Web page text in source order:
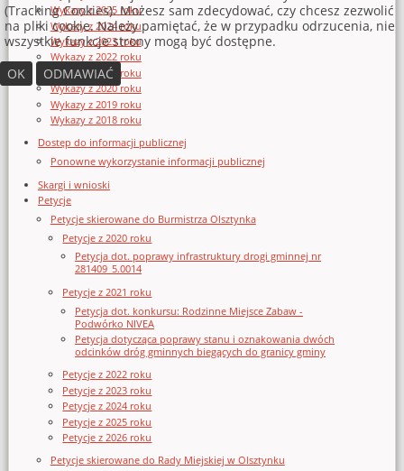
Wykazy z 2025 roku
Wykazy z 2024 roku
Wykazy z 2023 roku
Wykazy z 2022 roku
Wykazy z 2021 roku
Wykazy z 2020 roku
Wykazy z 2019 roku
Wykazy z 2018 roku
Dostęp do informacji publicznej
Ponowne wykorzystanie informacji publicznej
Skargi i wnioski
Petycje
Petycje skierowane do Burmistrza Olsztynka
Petycje z 2020 roku
Petycja dot. poprawy infrastruktury drogi gminnej nr
281409_5.0014
Petycje z 2021 roku
Petycja dot. konkursu: Rodzinne Miejsce Zabaw -
Podwórko NIVEA
Petycja dotycząca poprawy stanu i oznakowania dwóch
odcinków dróg gminnych biegących do granicy gminy
Petycje z 2022 roku
Petycje z 2023 roku
Petycje z 2024 roku
Petycje z 2025 roku
Petycje z 2026 roku
Petycje skierowane do Rady Miejskiej w Olsztynku
(Tracking Cookies). Możesz sam zdecydować, czy chcesz zezwolić
na pliki cookie. Należy pamiętać, że w przypadku odrzucenia, nie
wszystkie funkcje strony mogą być dostępne.
OK
ODMAWIAĆ